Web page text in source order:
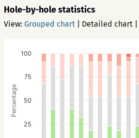
Hole-by-hole statistics
View: Grouped chart Detailed chart
Percentage
25
50
75
100